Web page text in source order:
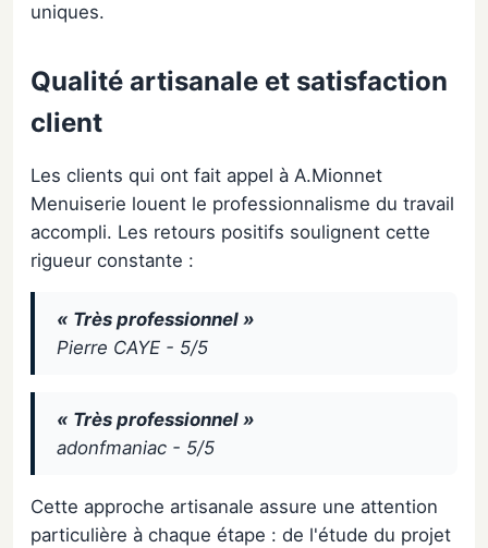
uniques.
Qualité artisanale et satisfaction
client
Les clients qui ont fait appel à A.Mionnet
Menuiserie louent le professionnalisme du travail
accompli. Les retours positifs soulignent cette
rigueur constante :
« Très professionnel »
Pierre CAYE - 5/5
« Très professionnel »
adonfmaniac - 5/5
Cette approche artisanale assure une attention
particulière à chaque étape : de l'étude du projet